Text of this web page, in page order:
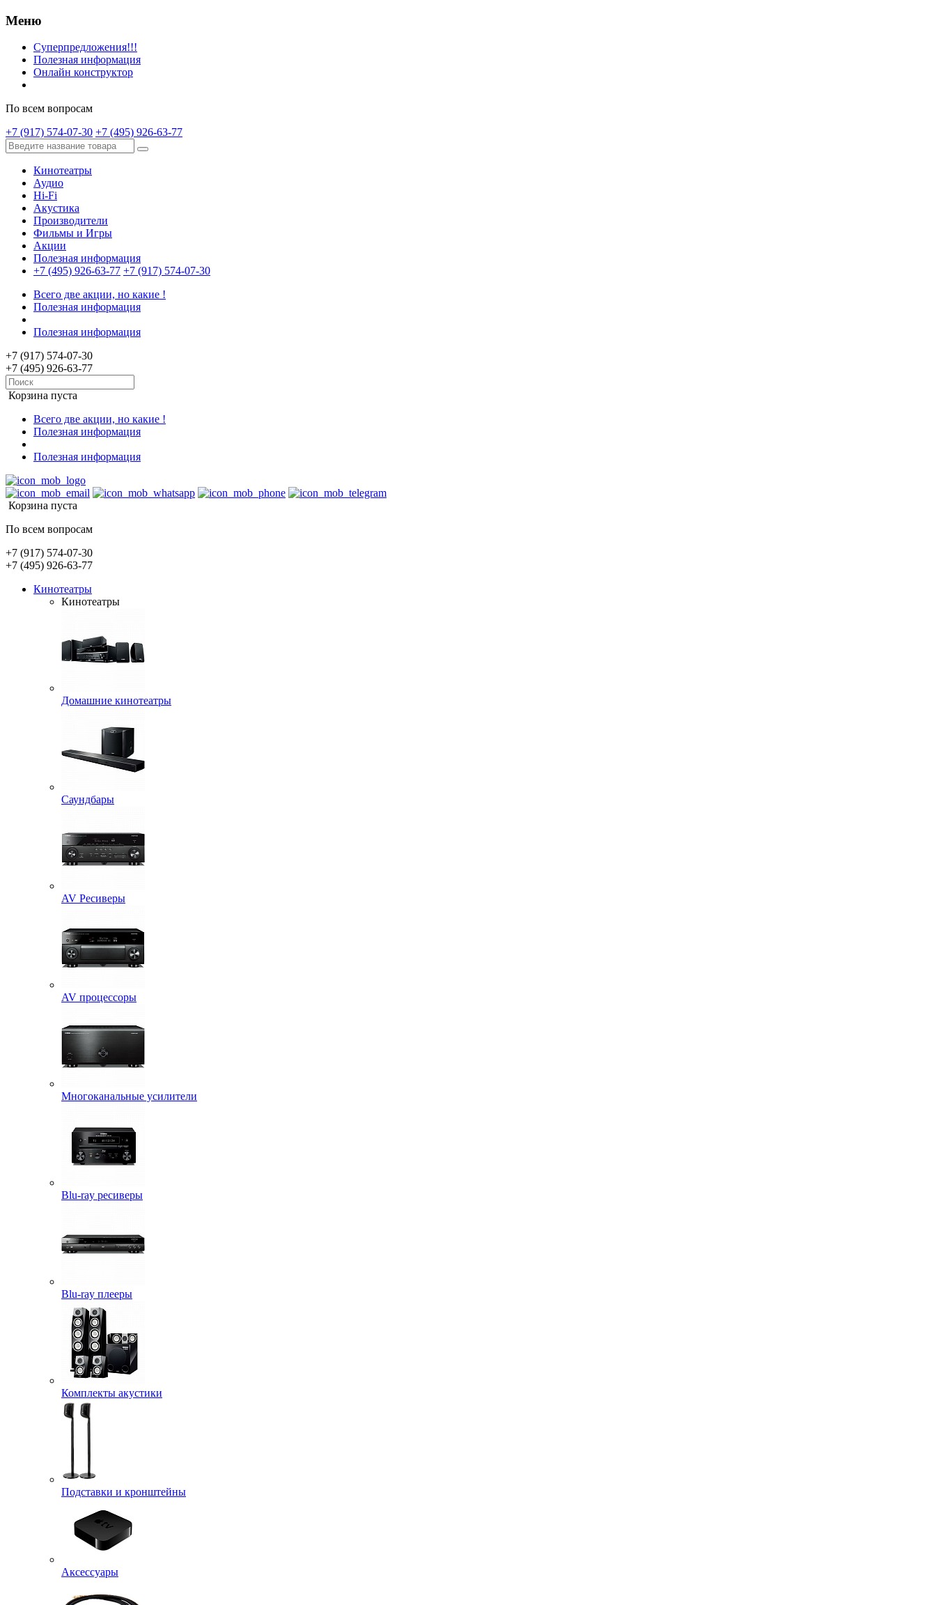
Меню
Суперпредложения!!!
Полезная информация
Онлайн конструктор
По всем вопросам
+7 (917) 574-07-30 +7 (495) 926-63-77
Кинотеатры
Аудио
Hi-Fi
Акустика
Производители
Фильмы и Игры
Акции
Полезная информация
+7 (495) 926-63-77 +7 (917) 574-07-30
Всего две акции, но какие !
Полезная информация
Полезная информация
+7 (917) 574-07-30
+7 (495) 926-63-77
Корзина пуста
Всего две акции, но какие !
Полезная информация
Полезная информация
Корзина пуста
По всем вопросам
+7 (917) 574-07-30
+7 (495) 926-63-77
Кинотеатры
Кинотеатры
Домашние кинотеатры
Саундбары
AV Ресиверы
AV процессоры
Многоканальные усилители
Blu-ray ресиверы
Blu-ray плееры
Комплекты акустики
Подставки и кронштейны
Аксессуары